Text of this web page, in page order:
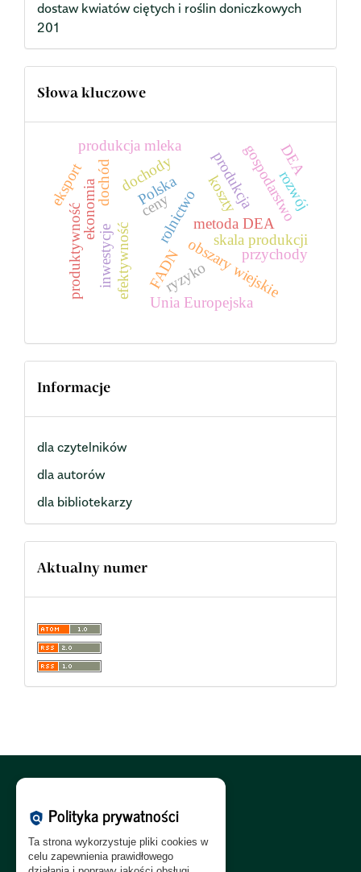
dostaw kwiatów ciętych i roślin doniczkowych
201
Słowa kluczowe
rolnictwo
efektywność
produkcja mleka
obszary wiejskie
Polska
Unia Europejska
inwestycje
metoda DEA
ekonomia ceny
FADN
koszty
dochód produkcja
skala produkcji
przychody
gospodarstwo
eksport
produktywność
dochody rozwój
ryzyko
DEA
Informacje
dla czytelników
dla autorów
dla bibliotekarzy
Aktualny numer
Polityka Prywatności:PL
Polityka RODO:PL|EN
policy Polityka prywatności
Ta strona wykorzystuje pliki cookies w
celu zapewnienia prawidłowego